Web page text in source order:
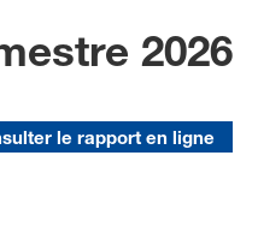
2026
le rapport en ligne
Ways"